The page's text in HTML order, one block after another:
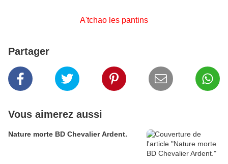
A'tchao les pantins
Partager
Vous aimerez aussi
Nature morte BD Chevalier Ardent.